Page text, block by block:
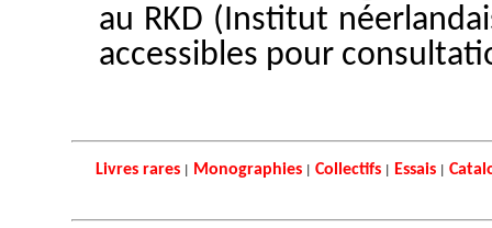
au RKD (Institut
accessibles pour
Livres rares| Monographies| Collectifs| Essais|